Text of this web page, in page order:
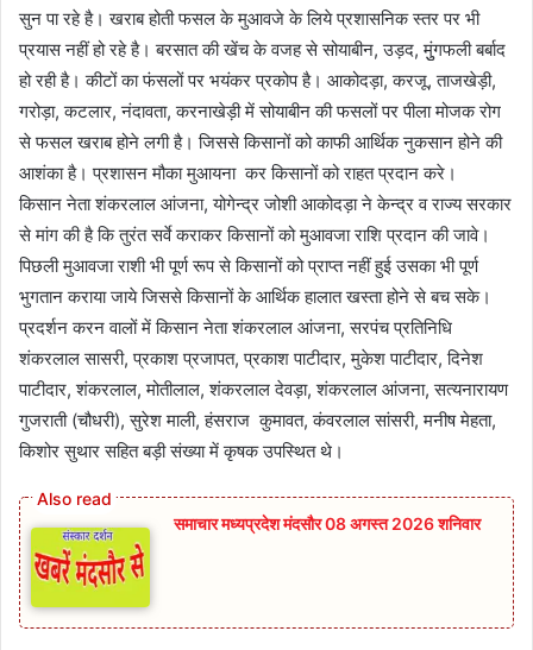
सुन पा रहे है। खराब होती फसल के मुआवजे के लिये प्रशासनिक स्तर पर भी
प्रयास नहीं हो रहे है। बरसात की खेंच के वजह से सोयाबीन, उड़द, मुुंगफली बर्बाद
हो रही है। कीटों का फंसलों पर भयंकर प्रकोप है। आकोदड़ा, करजू, ताजखेड़ी,
गरोड़ा, कटलार, नंदावता, करनाखेड़ी में सोयाबीन की फसलों पर पीला मोजक रोग
से फसल खराब होने लगी है। जिससे किसानों को काफी आर्थिक नुकसान होने की
आशंका है। प्रशासन मौका मुआयना कर किसानों को राहत प्रदान करे।
किसान नेता शंकरलाल आंजना, योगेन्द्र जोशी आकोदड़ा ने केन्द्र व राज्य सरकार
से मांग की है कि तुरंत सर्वे कराकर किसानों को मुआवजा राशि प्रदान की जावे।
पिछली मुआवजा राशी भी पूर्ण रूप से किसानों को प्राप्त नहीं हुई उसका भी पूर्ण
भुगतान कराया जाये जिससे किसानों के आर्थिक हालात खस्ता होने से बच सके।
प्रदर्शन करन वालों में किसान नेता शंकरलाल आंजना, सरपंच प्रतिनिधि
शंकरलाल सासरी, प्रकाश प्रजापत, प्रकाश पाटीदार, मुकेश पाटीदार, दिनेश
पाटीदार, शंकरलाल, मोतीलाल, शंकरलाल देवड़ा, शंकरलाल आंजना, सत्यनारायण
गुजराती (चौधरी), सुरेश माली, हंसराज कुमावत, कंवरलाल सांसरी, मनीष मेहता,
किशोर सुथार सहित बड़ी संख्या में कृषक उपस्थित थे।
समाचार मध्यप्रदेश मंदसौर 08 अगस्त 2026 शनिवार